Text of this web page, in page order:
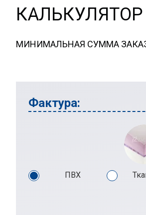
КАЛЬКУЛЯТОР
МИНИМАЛЬНАЯ СУММА
Фактура:
ПВХ